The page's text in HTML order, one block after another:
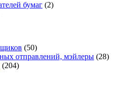
бумаг (2)
(50)
отправлений, мэйлеры (28)
(204)